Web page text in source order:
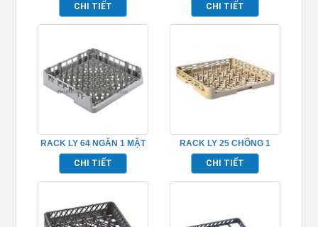
CHI TIẾT
CHI TIẾT
RACK LY 64 NGĂN 1 MẶT
HỞ TP691005
CHI TIẾT
RACK LY 25 CHÔNG 1
MẶT HỞ TP691003
CHI TIẾT